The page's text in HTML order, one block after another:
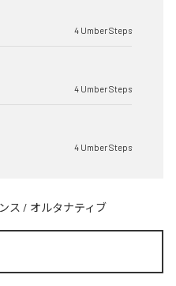
4 Umber Steps
4 Umber Steps
4 Umber Steps
ス / オルタナティブ